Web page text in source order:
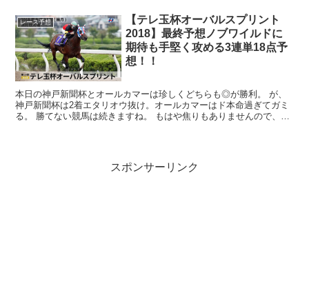
レース予想
【テレ玉杯オーバルスプリント
2018】最終予想ノブワイルドに
期待も手堅く攻める3連単18点予
想！！
本日の神戸新聞杯とオールカマーは珍しくどちらも◎が勝利。 が、
神戸新聞杯は2着エタリオウ抜け。オールカマーはド本命過ぎてガミ
る。 勝てない競馬は続きますね。 もはや焦りもありませんので、予
スポンサーリンク